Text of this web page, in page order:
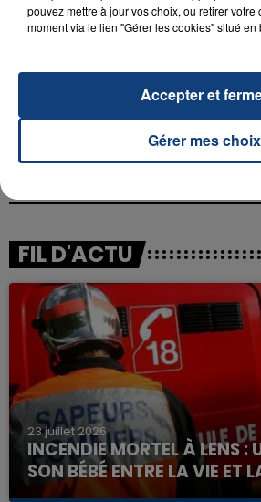
One Kiss
CALVIN HARRIS & DUA
FIL D'ACTU
23 juillet 2026
INCENDIE MORTEL À LENS :
SON BÉBÉ ENTRE LA VIE ET
Un homme s'est immolé par le
pouvez mettre à jour vos choix, ou retirer votre
moment via le lien "Gérer les cookies" situé
Gérer mes choix
Accepter et